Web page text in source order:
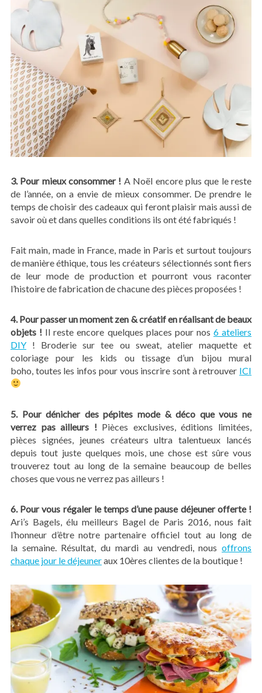
3. Pour mieux consommer ! A Noël encore plus que le reste
de l’année, on a envie de mieux consommer. De prendre le
temps de choisir des cadeaux qui feront plaisir mais aussi de
savoir où et dans quelles conditions ils ont été fabriqués !
Fait main, made in France, made in Paris et surtout toujours
de manière éthique, tous les créateurs sélectionnés sont fiers
de leur mode de production et pourront vous raconter
l’histoire de fabrication de chacune des pièces proposées !
4. Pour passer un moment zen & créatif en réalisant de beaux
objets ! Il reste encore quelques places pour nos 6 ateliers
DIY! Broderie sur tee ou sweat, atelier maquette et
coloriage pour les kids ou tissage d’un bijou mural
boho, toutes les infos pour vous inscrire sont à retrouver ICI
5. Pour dénicher des pépites mode & déco que vous ne
verrez pas ailleurs ! Pièces exclusives, éditions limitées,
pièces signées, jeunes créateurs ultra talentueux lancés
depuis tout juste quelques mois, une chose est sûre vous
trouverez tout au long de la semaine beaucoup de belles
choses que vous ne verrez pas ailleurs !
6. Pour vous régaler le temps d’une pause déjeuner offerte !
Ari’s Bagels, élu meilleurs Bagel de Paris 2016, nous fait
l’honneur d’être notre partenaire officiel tout au long de
la semaine. Résultat, du mardi au vendredi, nousoffrons
chaque jour le déjeuneraux 10ères clientes de la boutique !